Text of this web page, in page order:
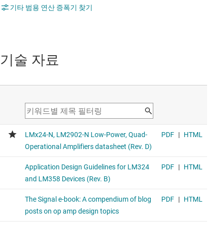
기타 범용 연산 증폭기 찾기
기술 자료